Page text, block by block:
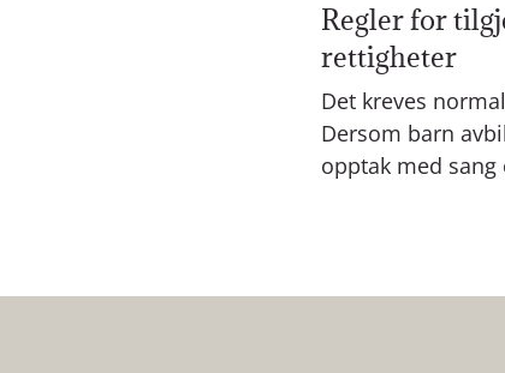
Regler for
rettigheter
Det kreves
Dersom barn
opptak med